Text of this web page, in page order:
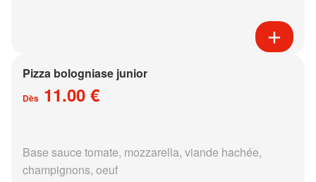
Pizza bologniase junior
Dès 11.00 €
Base sauce tomate, mozzarella, viande hachée,
champignons, oeuf